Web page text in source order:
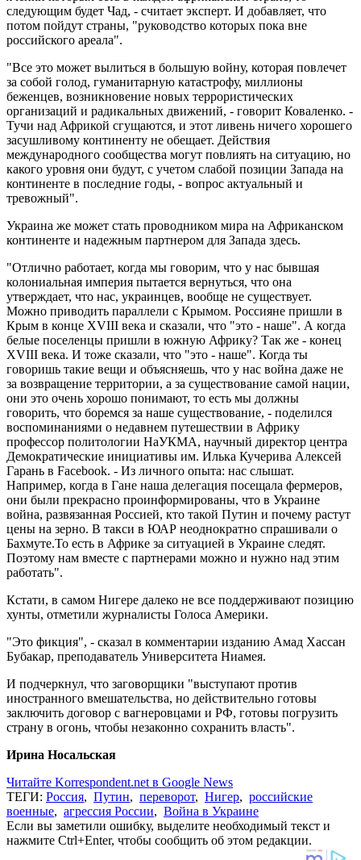
следующим будет Чад, - считает эксперт. И добавляет, что
потом пойдут страны, "руководство которых пока вне
российского ареала".
"Все это может вылиться в большую войну, которая повлечет
за собой голод, гуманитарную катастрофу, миллионы
беженцев, возникновение новых террористических
организаций и радикальных движений, - говорит Коваленко. -
Тучи над Африкой сгущаются, и этот ливень ничего хорошего
засушливому континенту не обещает. Действия
международного сообщества могут повлиять на ситуацию, но
какого уровня они будут, с учетом слабой позиции Запада на
континенте в последние годы, - вопрос актуальный и
тревожный".
Украина же может стать проводником мира на Африканском
континенте и надежным партнером для Запада здесь.
"Отлично работает, когда мы говорим, что у нас бывшая
колониальная империя пытается вернуться, что она
утверждает, что нас, украинцев, вообще не существует.
Можно приводить параллели с Крымом. Россияне пришли в
Крым в конце ХVIII века и сказали, что "это - наше". А когда
белые поселенцы пришли в южную Африку? Так же - конец
ХVIII века. И тоже сказали, что "это - наше". Когда ты
говоришь такие вещи и объясняешь, что у нас война даже не
за возвращение территории, а за существование самой нации,
они это очень хорошо понимают, то есть мы должны
говорить, что боремся за наше существование, - поделился
воспоминаниями о недавнем путешествии в Африку
профессор политологии НаУКМА, научный директор центра
Демократические инициативы им. Илька Кучерива Алексей
Гарань в Facebook. - Из личного опыта: нас слышат.
Например, когда в Гане наша делегация посещала фермеров,
они были прекрасно проинформированы, что в Украине
война, развязанная Россией, кто такой Путин и почему растут
цены на зерно. В такси в ЮАР неоднократно спрашивали о
Бахмуте.То есть в Африке за ситуацией в Украине следят.
Поэтому нам вместе с партнерами можно и нужно над этим
работать".
Кстати, в самом Нигере далеко не все поддерживают позицию
хунты, отметили журналисты Голоса Америки.
"Это фикция", - сказал в комментарии изданию Амад Хассан
Бубакар, преподаватель Университета Ниамея.
И подчеркнул, что заговорщики "выступают против
иностранного вмешательства, но действительно готовы
заключить договор с вагнеровцами и РФ, готовы погрузить
страну в огонь, чтобы незаконно сохранить власть".
Ирина Носальская
Читайте Korrespondent.net в Google News
ТЕГИ: Россия, Путин, переворот, Нигер, российские
военные, агрессия России, Война в Украине
Если вы заметили ошибку, выделите необходимый текст и
нажмите Ctrl+Enter, чтобы сообщить об этом редакции.